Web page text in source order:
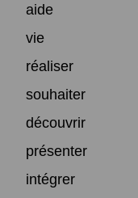
aide
vie
réaliser
souhaiter
découvrir
présenter
intégrer